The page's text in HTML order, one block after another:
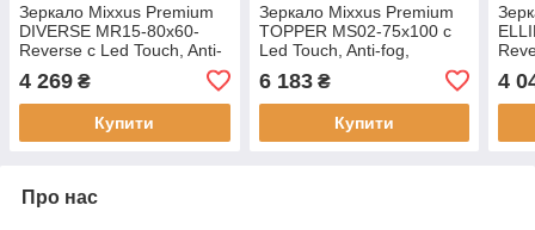
Зеркало Mixxus Premium
DIVERSE MR15-80x60-
Reverse с Led Touch, Anti-
(MP6638)
4 269 ₴
Купити
Зеркало Mixxus Premium
TOPPER MS02-75x100 с
Led Touch, Anti-fog,
(MP6634)
6 183₴
Купити
4
Про нас